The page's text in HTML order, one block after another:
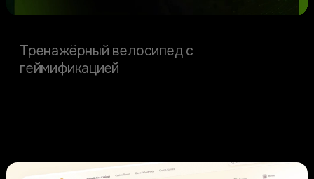
Тренажёрный велосипед с
геймификацией